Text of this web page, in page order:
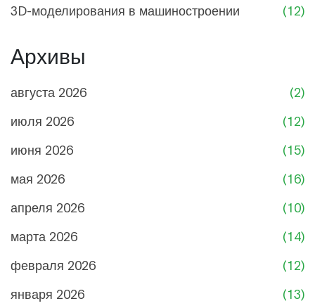
3D-моделирования в машиностроении
(12)
Архивы
августа 2026
(2)
июля 2026
(12)
июня 2026
(15)
мая 2026
(16)
апреля 2026
(10)
марта 2026
(14)
февраля 2026
(12)
января 2026
(13)